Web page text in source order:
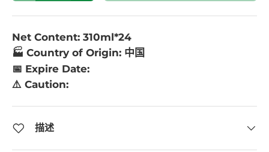
Net Content: 310ml*24
🏭 Country of Origin: 中国
📅 Expire Date:
⚠️ Caution:
描述